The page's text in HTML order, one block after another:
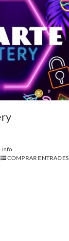
info
COMPRAR ENTRADES